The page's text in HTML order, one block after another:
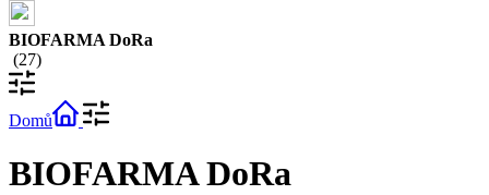
BIOFARMA DoRa
(27)
Domů
BIOFARMA DoRa